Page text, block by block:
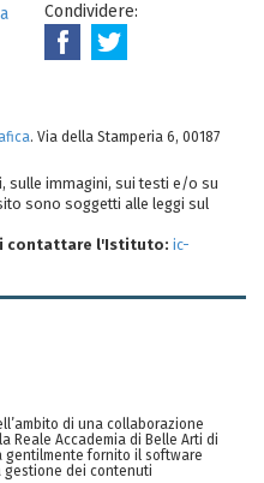
Condividere:
. Via della Stamperia 6, 00187
sulle immagini, sui testi e/o su
sono soggetti alle leggi sul
contattare l'Istituto: ic-
di una collaborazione
Reale Accademia di Belle Arti di
gentilmente fornito il software
gestione dei contenuti